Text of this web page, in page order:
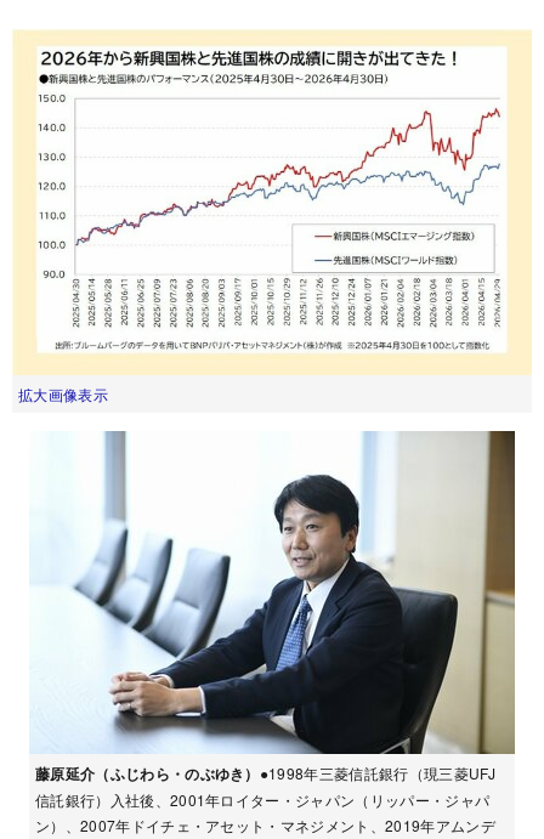
拡大画像表示
藤原延介（ふじわら・のぶゆき） ●1998年三菱信託銀行（現三菱UFJ
信託銀行）入社後、2001年ロイター・ジャパン（リッパー・ジャパ
ン）、2007年ドイチェ・アセット・マネジメント、2019年アムンデ